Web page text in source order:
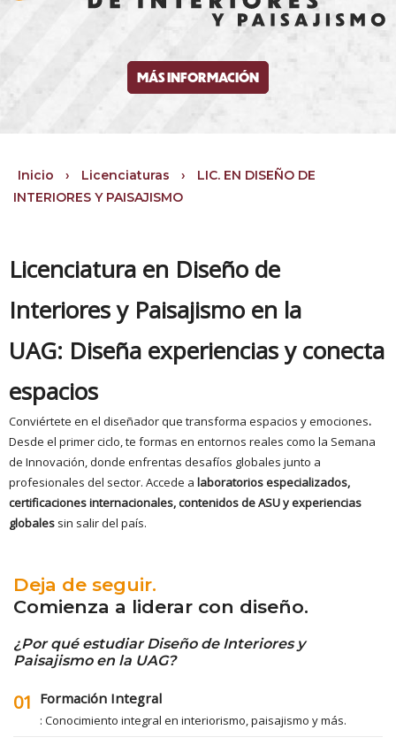
MÁS INFORMACIÓN
Inicio › Licenciaturas ›
LIC. EN DISEÑO DE
INTERIORES Y PAISAJISMO
Licenciatura en Diseño de
Interiores y Paisajismo en la
UAG: Diseña experiencias y conecta
espacios
Conviértete en el diseñador que transforma espacios y emociones.
Desde el primer ciclo, te formas en entornos reales como la Semana
de Innovación, donde enfrentas desafíos globales junto a
profesionales del sector. Accede a laboratorios especializados,
certificaciones internacionales, contenidos de ASU y experiencias
globales sin salir del país.
Deja de seguir.
Comienza a liderar con diseño.
¿Por qué estudiar Diseño de Interiores y
Paisajismo en la UAG?
01 Formación Integral
: Conocimiento integral en interiorismo, paisajismo y más.